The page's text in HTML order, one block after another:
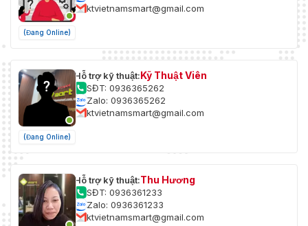
(Đang Online)
ktvietnamsmart@gmail.com
(Đang Online)
Hỗ trợ kỹ thuật:Kỹ Thuật Viên
SĐT: 0936365262
Zalo: 0936365262
ktvietnamsmart@gmail.com
Hỗ trợ kỹ thuật:Thu Hương
SĐT: 0936361233
Zalo: 0936361233
ktvietnamsmart@gmail.com